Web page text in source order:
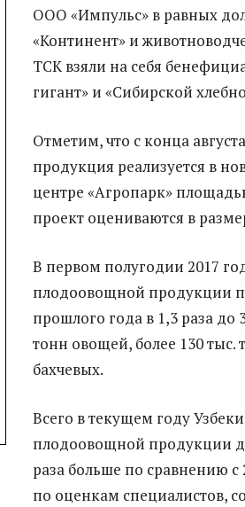
ООО «Импульс» в равных
«Континент» и
ТСК взяли на себя
гигант» и «Сибирской
Отметим, что с конца
продукция реализуется в
центре «Агропарк»
проект оцениваются в
В первом полугодии 2017
плодоовощной продукции
прошлого года в 1,3 раза до
тонн овощей, более 130 тыс.
бахчевых.
Всего в текущем году
плодоовощной продукции
раза больше по сравнению
по оценкам специалистов,